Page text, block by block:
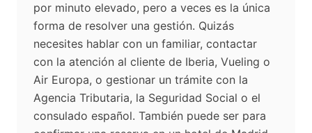
por minuto elevado, pero a veces es la única
forma de resolver una gestión. Quizás
necesites hablar con un familiar, contactar
con la atención al cliente de Iberia, Vueling o
Air Europa, o gestionar un trámite con la
Agencia Tributaria, la Seguridad Social o el
consulado español. También puede ser para